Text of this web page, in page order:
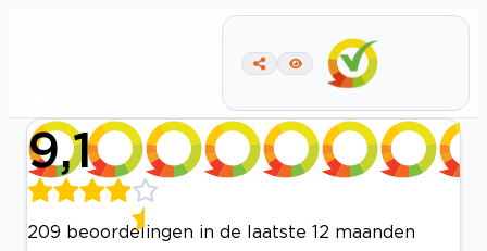
9,1
209 beoordelingen in de laatste 12 maanden